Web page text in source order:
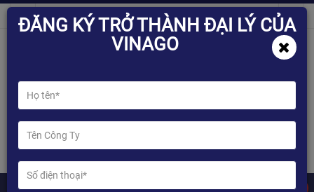
ĐĂNG KÝ TRỞ THÀNH ĐẠI LÝ CỦA
VINAGO